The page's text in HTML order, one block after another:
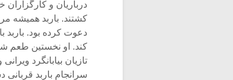
درباریان و
کشتند. باربد همیشه
دعوت کرده بود. باربد
کند. او نخستین طعم
تازیان بیابانگرد
سرانجام باربد